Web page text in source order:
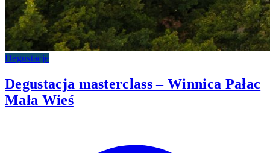
Degustacje
Degustacja masterclass – Winnica Pałac
Mała Wieś